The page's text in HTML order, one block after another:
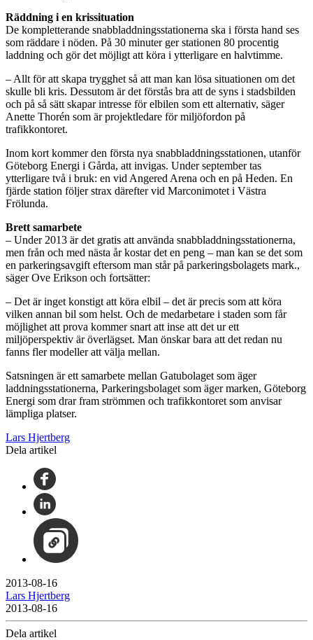
Räddning i en krissituation
De kompletterande snabbladdningsstationerna ska i första hand ses
som räddare i nöden. På 30 minuter ger stationen 80 procentig
laddning och gör det möjligt att köra i ytterligare en halvtimme.
– Allt för att skapa trygghet så att man kan lösa situationen om det
skulle bli kris. Dessutom är det förstås bra att de syns i stadsbilden
och på så sätt skapar intresse för elbilen som ett alternativ, säger
Anette Thorén som är projektledare för miljöfordon på
trafikkontoret.
Inom kort kommer den första nya snabbladdningsstationen, utanför
Göteborg Energi i Gårda, att invigas. Under september tas
ytterligare två i bruk: en vid Angered Arena och en på Heden. En
fjärde station följer strax därefter vid Marconimotet i Västra
Frölunda.
Brett samarbete
– Under 2013 är det gratis att använda snabbladdningsstationerna,
men från och med nästa år kostar det en peng – man kan se det som
en parkeringsavgift eftersom man står på parkeringsbolagets mark.,
säger Ove Erikson och fortsätter:
– Det är inget konstigt att köra elbil – det är precis som att köra
vilken annan bil som helst. Och de medarbetare i staden som får
möjlighet att prova kommer snart att inse att det ur ett
miljöperspektiv är överlägset. Man önskar bara att det redan nu
fanns fler modeller att välja mellan.
Satsningen är ett samarbete mellan Gatubolaget som äger
laddningsstationerna, Parkeringsbolaget som äger marken, Göteborg
Energi som drar fram strömmen och trafikkontoret som anvisar
lämpliga platser.
Lars Hjertberg
Dela artikel
2013-08-16
Lars Hjertberg
2013-08-16
Dela artikel